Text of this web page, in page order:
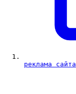
реклама сайта